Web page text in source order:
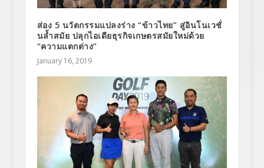
ส่อง 5 นวัตกรรมแปลงร่าง “ข้าวไทย” สู่อินโนเวชั่
นล้ำสมัย ปลุกไอเดียธุรกิจเกษตรสมัยใหม่ด้วย
“ความแตกต่าง”
January 16, 2019